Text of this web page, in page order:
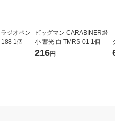
ジオペン
1個
ビッグマン CARABINER燈
小 蓄光 白 TMRS-01 1個
216円